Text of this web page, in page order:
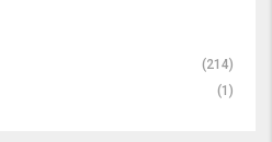
(214)
(1)